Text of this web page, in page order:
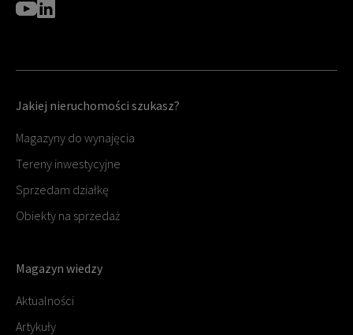
Jakiej nieruchomości szukasz?
Magazyny do wynajęcia
Tereny inwestycyjne
Sprzedam działkę
Obiekty na sprzedaż
Magazyn wiedzy
Aktualności
Artykuły